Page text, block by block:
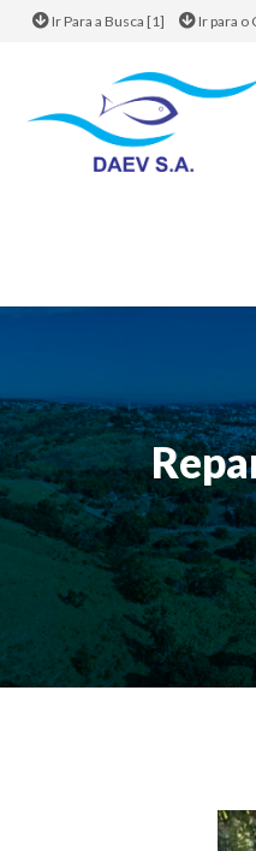
Ir Para a Busca [1] Ir para o